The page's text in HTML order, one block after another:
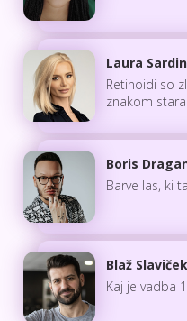
Laura
Retinoidi so
znakom
Boris
Barve las, ki
Blaž Slaviček
Kaj je vadba